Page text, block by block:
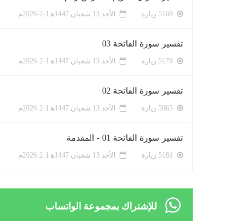
الأحد 13 شعبان 1447ﻫ 1-2-2026م
تفسير سورة الفاتحة 03
الأحد 13 شعبان 1447ﻫ 1-2-2026م
تفسير سورة الفاتحة 02
الأحد 13 شعبان 1447ﻫ 1-2-2026م
تفسير سورة الفاتحة 01 - المقدمة
الأحد 13 شعبان 1447ﻫ 1-2-2026م
للإشتراك بمجموعة الواتساب